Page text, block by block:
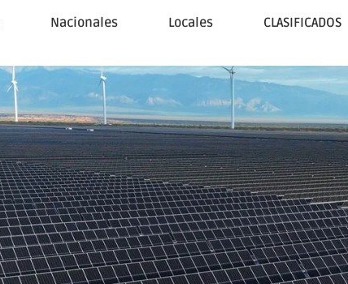
Nacionales Locales CLASIFICADOS